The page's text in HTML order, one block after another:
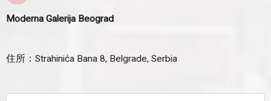
Moderna Galerija Beograd
住所：Strahinića Bana 8, Belgrade, Serbia